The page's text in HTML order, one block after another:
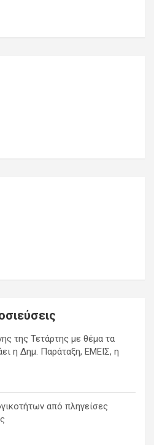
της Τετάρτης με θέμα τα
η Δημ. Παράταξη, ΕΜΕΙΣ, η
από πληγείσες